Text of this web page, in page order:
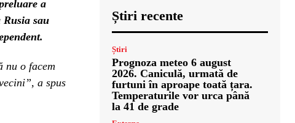
a
Rusia sau
nu o facem
a spus
Știri recente
Știri
Prognoza meteo 6 august
2026. Caniculă, urmată de
furtuni în aproape toată țara.
Temperaturile vor urca până
la 41 de grade